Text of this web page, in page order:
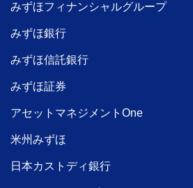
みずほフィナンシャルグループ
みずほ銀行
みずほ信託銀行
みずほ証券
アセットマネジメントOne
米州みずほ
日本カストディ銀行